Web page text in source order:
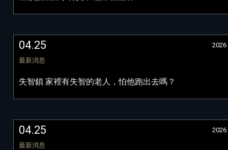
04.25
2026
最新消息
失智鎖 家裡有失智的老人，怕他跑出去嗎？
04.25
2026
最新消息